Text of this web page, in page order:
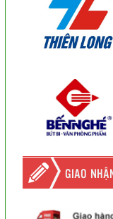
GIAO